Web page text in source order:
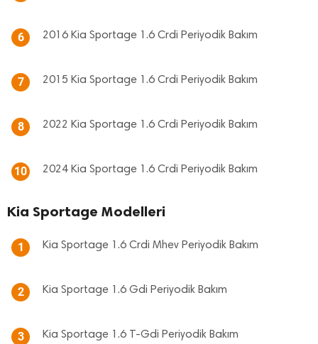
6 2016 Kia Sportage 1.6 Crdi Periyodik Bakım
7 2015 Kia Sportage 1.6 Crdi Periyodik Bakım
8 2022 Kia Sportage 1.6 Crdi Periyodik Bakım
10 2024 Kia Sportage 1.6 Crdi Periyodik Bakım
Kia Sportage Modelleri
1 Kia Sportage 1.6 Crdi Mhev Periyodik Bakım
2 Kia Sportage 1.6 Gdi Periyodik Bakım
3 Kia Sportage 1.6 T-Gdi Periyodik Bakım